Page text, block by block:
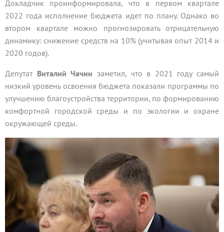
Докладчик проинформировала, что в первом квартале
2022 года исполнение бюджета идет по плану. Однако во
втором квартале можно прогнозировать отрицательную
динамику: снижение средств на 10% (учитывая опыт 2014 и
2020 годов).
Депутат Виталий Чачин заметил, что в 2021 году самый
низкий уровень освоения бюджета показали программы по
улучшению благоустройства территории, по формированию
комфортной городской среды и по экологии и охране
окружающей среды.